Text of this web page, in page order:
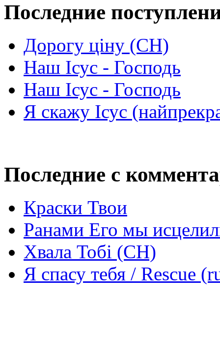
Последние
Дорогу ціну (СН)
Наш Ісус - Господь
Наш Ісус - Господь
Я скажу Ісус
Последние с
Краски Твои
Ранами Его мы
Хвала Тобі (СН)
Я спасу тебя / Rescue